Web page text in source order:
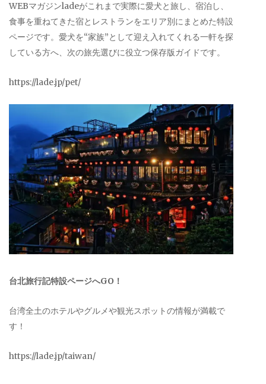
WEBマガジンladeがこれまで実際に愛犬と旅し、宿泊し、
食事を重ねてきた宿とレストランをエリア別にまとめた特設
ページです。愛犬を“家族”として迎え入れてくれる一軒を探
している方へ、次の旅先選びに役立つ保存版ガイドです。
https://lade.jp/pet/
台北旅行記特設ページへGO！
台湾全土のホテルやグルメや観光スポットの情報が満載で
す！
https://lade.jp/taiwan/